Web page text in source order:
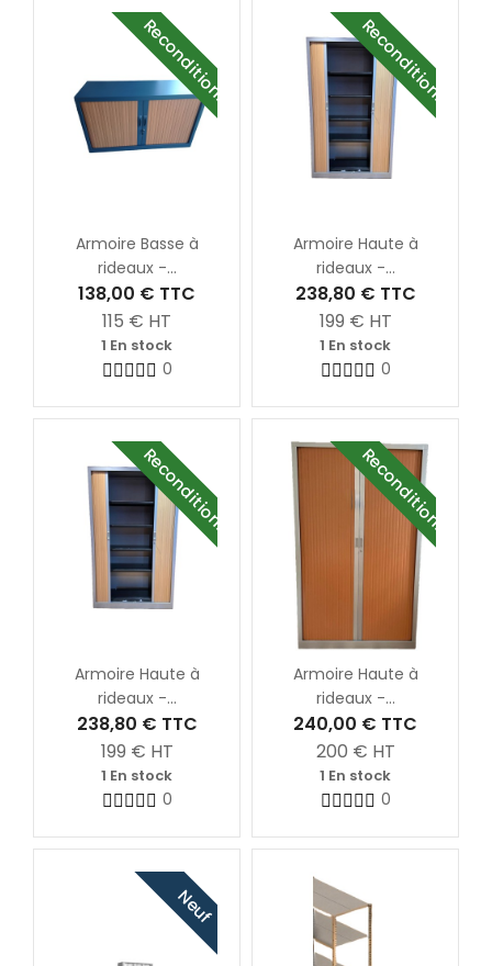
Reconditionné
Armoire Basse à
rideaux -...
138,00 € TTC
115 € HT
1 En stock
0
Reconditionné
Armoire Haute à
rideaux -...
238,80 € TTC
199 € HT
1 En stock
0
Reconditionné
Armoire Haute à
rideaux -...
238,80 € TTC
199 € HT
1 En stock
0
Reconditionné
Armoire Haute à
rideaux -...
240,00 € TTC
200 € HT
1 En stock
0
Neuf